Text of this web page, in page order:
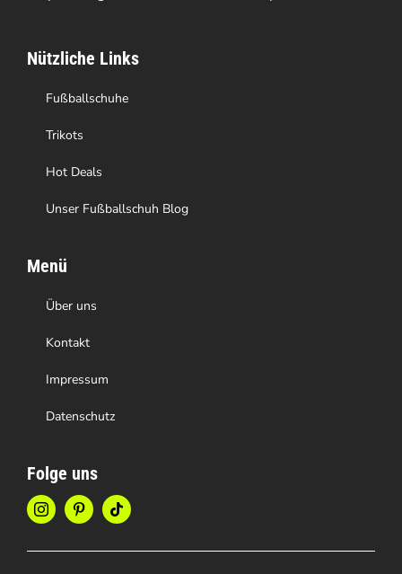
der
Produktseite
gewählt
werden
Nützliche Links
Fußballschuhe
Trikots
Hot Deals
Unser Fußballschuh Blog
Menü
Über uns
Kontakt
Impressum
Datenschutz
Folge uns